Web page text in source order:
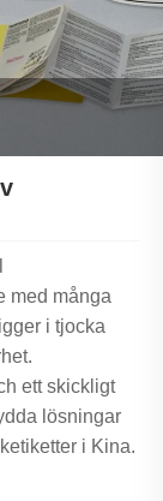
med många
i tjocka
ett skickligt
lösningar
i Kina.